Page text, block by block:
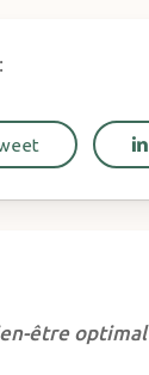
être optimal